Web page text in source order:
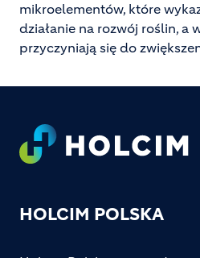
mikroelementów, które
działanie na rozwój roślin, a
przyczyniają się do
Footer
HOLCIM POLSKA